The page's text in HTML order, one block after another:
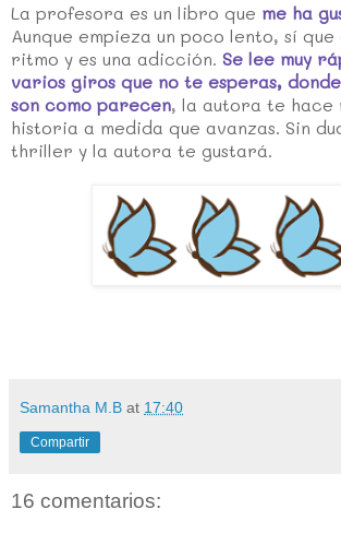
La profesora es un libro que me ha
Aunque empieza un poco lento, sí
ritmo y es una adicción. Se lee muy
varios giros que no te esperas,
son como parecen, la autora te
historia a medida que avanzas. Sin
thriller y la autora te gustará.
Samantha M.B at 17:40
Compartir
16 comentarios: